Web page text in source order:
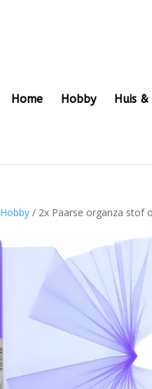
Home Hobby Huis
Hobby / 2x Paarse organza stof